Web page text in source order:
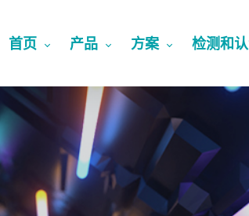
首页 产品 方案 检测和